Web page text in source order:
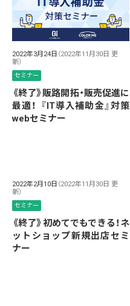
2022年3月24日 （2022年11月30日 更
新）
セミナー
《終了》販路開拓・販売促進に
最適！ 『IT導入補助金』対策
webセミナー
2022年2月10日 （2022年11月30日 更
新）
セミナー
《終了》初めてでもできる！ネ
ットショップ新規出店セミ
ナー